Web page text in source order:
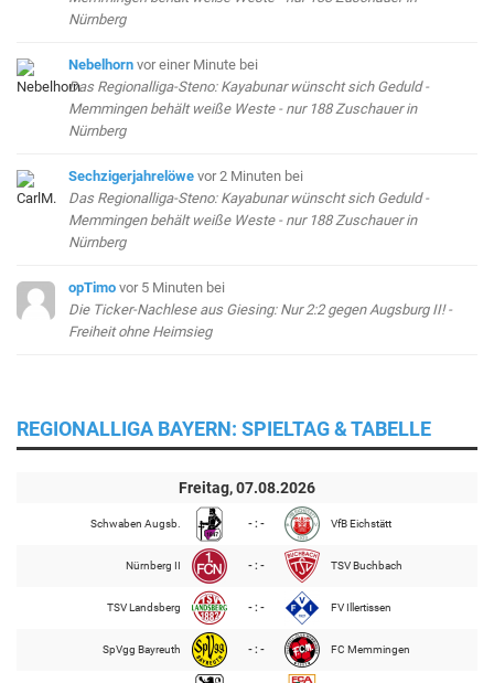
Nürnberg
Nebelhorn vor einer Minute bei
Das Regionalliga-Steno: Kayabunar wünscht sich Geduld -
Memmingen behält weiße Weste - nur 188 Zuschauer in
Nürnberg
Sechzigerjahrelöwe vor 2 Minuten bei
Das Regionalliga-Steno: Kayabunar wünscht sich Geduld -
Memmingen behält weiße Weste - nur 188 Zuschauer in
Nürnberg
opTimo vor 5 Minuten bei
Die Ticker-Nachlese aus Giesing: Nur 2:2 gegen Augsburg II! -
Freiheit ohne Heimsieg
REGIONALLIGA BAYERN: SPIELTAG & TABELLE
Freitag, 07.08.2026
Schwaben Augsb. - : - VfB Eichstätt
Nürnberg II - : - TSV Buchbach
TSV Landsberg - : - FV Illertissen
SpVgg Bayreuth - : - FC Memmingen